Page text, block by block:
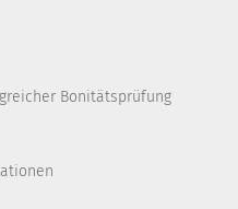
Bonitätsprüfung